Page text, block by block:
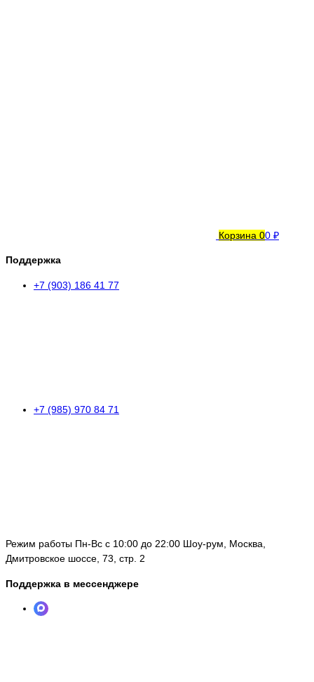
Корзина 00 ₽
Поддержка
+7 (903) 186 41 77
+7 (985) 970 84 71
Режим работы Пн-Вс с 10:00 до 22:00 Шоу-рум, Москва,
Дмитровское шоссе, 73, стр. 2
Поддержка в мессенджере